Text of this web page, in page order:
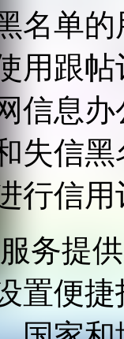
名单
用跟
信息
失信
行信用
务提
置便